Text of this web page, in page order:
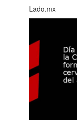
Lado.mx